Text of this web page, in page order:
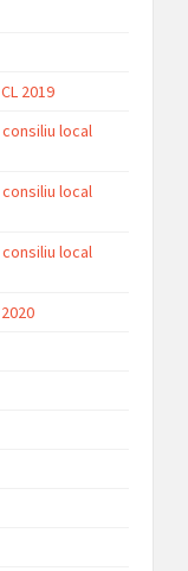
2019
local
local
local